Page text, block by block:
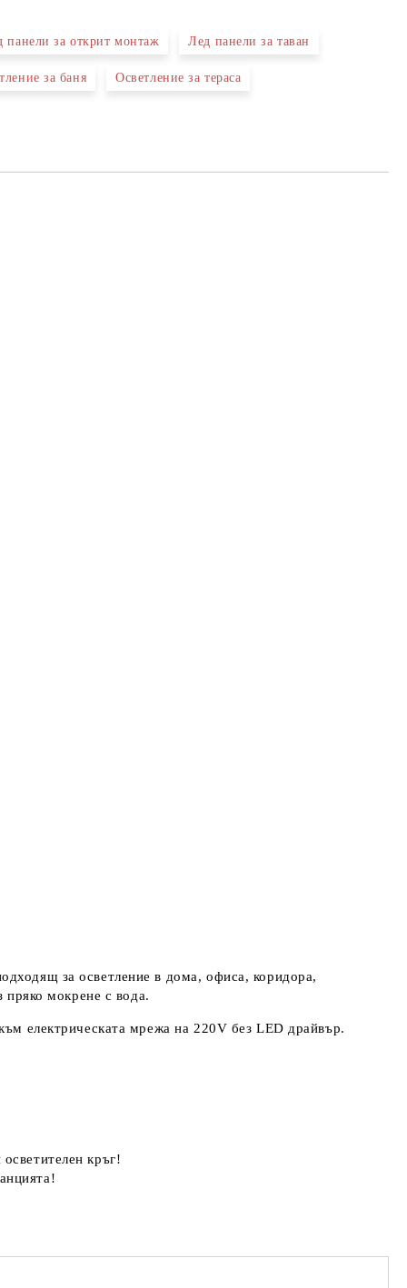
панели за открит монтаж Лед панели за таван
за баня Осветление за тераса
за осветление в дома, офиса, коридора,
мокрене с вода.
електрическата мрежа на 220V без LED драйвър.
кръг!